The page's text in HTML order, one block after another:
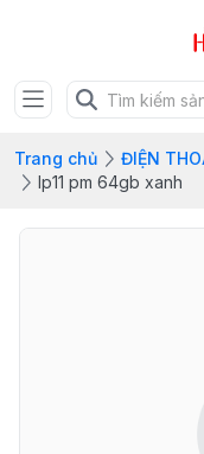
Trang chủ ĐIỆN
Ip11 pm 64gb xanh